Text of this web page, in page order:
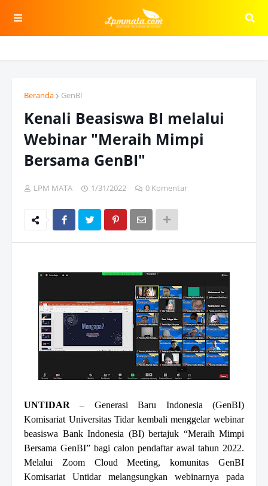
Beranda GenBI
Kenali Beasiswa BI melalui
Webinar "Meraih Mimpi
Bersama GenBI"
LPM MATA 1/31/2022 0 Komentar
UNTIDAR– Generasi Baru Indonesia (GenBI)
Komisariat Universitas Tidar kembali menggelar webinar
beasiswa Bank Indonesia (BI) bertajuk “Meraih Mimpi
Bersama GenBI” bagi calon pendaftar awal tahun 2022.
Melalui Zoom Cloud Meeting, komunitas GenBI
Komisariat Untidar melangsungkan webinarnya pada